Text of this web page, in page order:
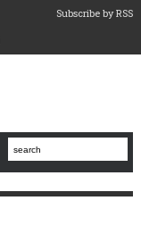
Subscribe by RSS